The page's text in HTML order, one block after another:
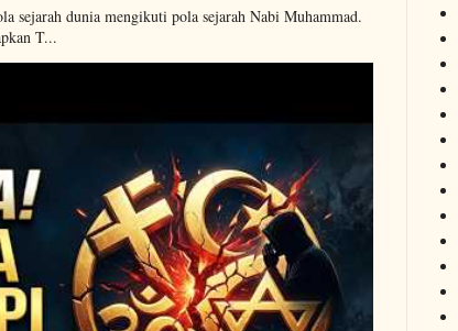
sejarah dunia mengikuti pola sejarah Nabi Muhammad.
T...